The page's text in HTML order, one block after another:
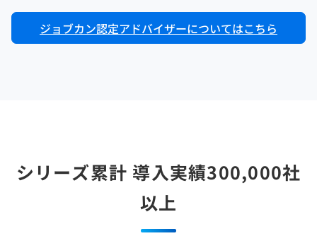
ジョブカン認定アドバイザーについてはこちら
シリーズ累計 導入実績300,000社
以上